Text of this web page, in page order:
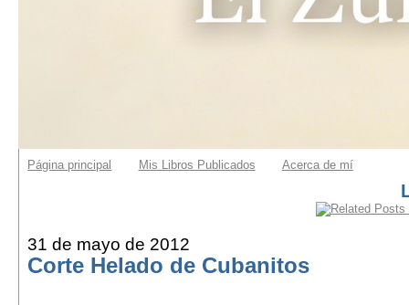
Página principal Mis Libros Publicados Acerca de mí
31 de mayo de 2012
Corte Helado de Cubanitos